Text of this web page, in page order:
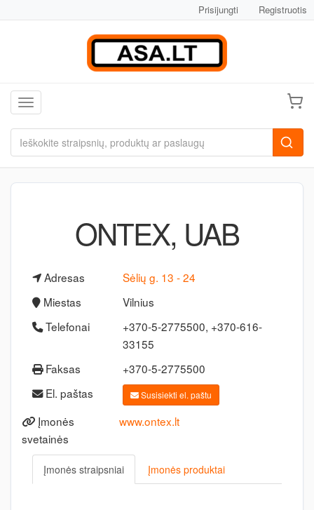
Prisijungti Registruotis
Toggle navigation
ONTEX, UAB
Adresas
Sėlių g. 13 - 24
Miestas
Vilnius
Telefonai
+370-5-2775500, +370-616-
33155
Faksas
+370-5-2775500
El. paštas
Susisiekti el. paštu
Įmonės
svetainės
www.ontex.lt
Įmonės straipsniai Įmonės produktai